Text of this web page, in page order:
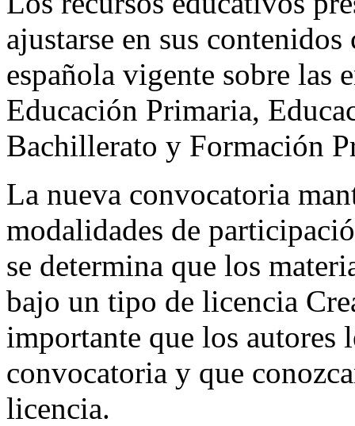
ajustarse en sus
española vigente sobre las
Educación Primaria,
Bachillerato y Formación
La nueva convocatoria
modalidades de
se determina que los
bajo un tipo de licencia
importante que los autores
convocatoria y que
licencia.